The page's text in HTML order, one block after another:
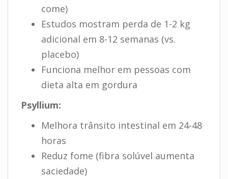
come)
Estudos mostram perda de 1-2 kg
adicional em 8-12 semanas (vs.
placebo)
Funciona melhor em pessoas com
dieta alta em gordura
Psyllium:
Melhora trânsito intestinal em 24-48
horas
Reduz fome (fibra solúvel aumenta
saciedade)